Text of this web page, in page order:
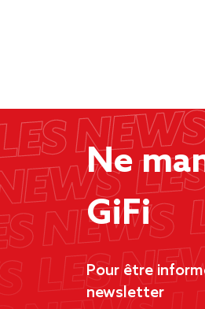
Ne
GiFi
Pour être
newsletter